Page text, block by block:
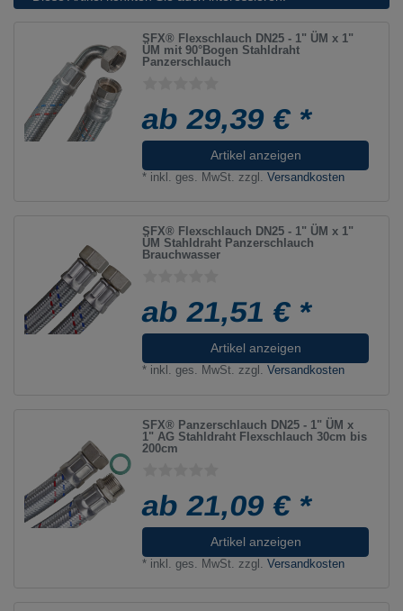
SFX® Flexschlauch DN25 - 1" ÜM x 1"
ÜM mit 90°Bogen Stahldraht
Panzerschlauch
ab 29,39 € *
Artikel anzeigen
* inkl. ges. MwSt. zzgl.Versandkosten
SFX® Flexschlauch DN25 - 1" ÜM x 1"
ÜM Stahldraht Panzerschlauch
Brauchwasser
ab 21,51 € *
Artikel anzeigen
* inkl. ges. MwSt. zzgl.Versandkosten
SFX® Panzerschlauch DN25 - 1" ÜM x
1" AG Stahldraht Flexschlauch 30cm bis
200cm
ab 21,09 € *
Artikel anzeigen
* inkl. ges. MwSt. zzgl.Versandkosten